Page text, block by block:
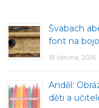
Švabach
font na
18 června, 2026
Anděl:
děti a